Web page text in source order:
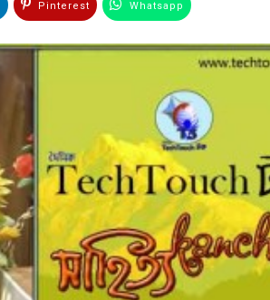
Pinterest Whatsapp